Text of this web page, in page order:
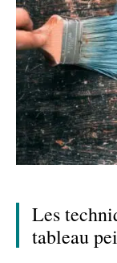
Les
tableau